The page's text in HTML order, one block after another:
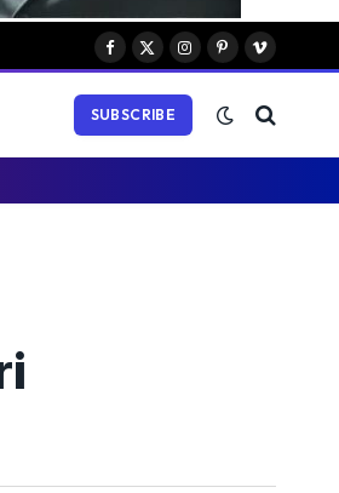
Facebook
X
Instagram
PinterestVimeo
SUBSCRIBE